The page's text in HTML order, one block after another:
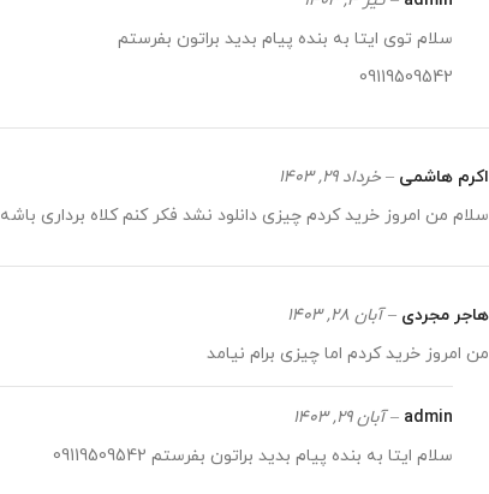
سلام توی ایتا به بنده پیام بدید براتون بفرستم
09119509542
اکرم هاشمی – خرداد 29, 1403
سلام من امروز خرید کردم چیزی دانلود نشد فکر کنم کلاه برداری باشه
هاجر مجردی – آبان 28, 1403
من امروز خرید کردم اما چیزی برام نیامد
admin
– آبان 29, 1403
سلام ایتا به بنده پیام بدید براتون بفرستم 09119509542